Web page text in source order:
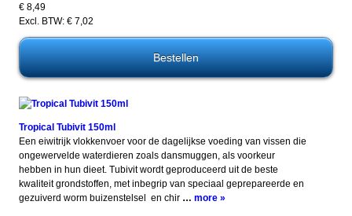
€ 8,49
Excl. BTW: € 7,02
Tropical Tubivit 150ml
Een eiwitrijk vlokkenvoer voor de dagelijkse voeding van vissen die
ongewervelde waterdieren zoals dansmuggen, als voorkeur
hebben in hun dieet. Tubivit wordt geproduceerd uit de beste
kwaliteit grondstoffen, met inbegrip van speciaal geprepareerde en
gezuiverd worm buizenstelsel en chir… more »